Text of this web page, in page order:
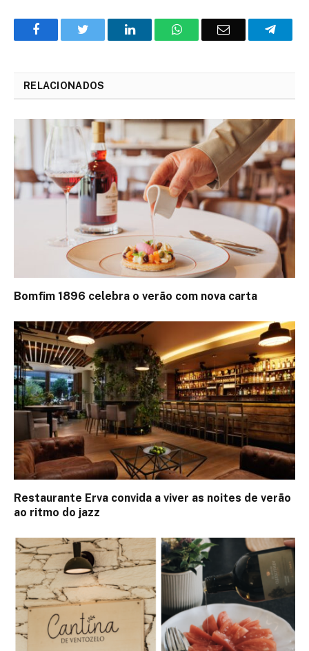
FacebookTwitter
O
WhatsAppE-
RELACIONADOS
Bomfim 1896 celebra o verão com nova carta
Restaurante Erva convida a viver as noites de verão
ao ritmo do jazz